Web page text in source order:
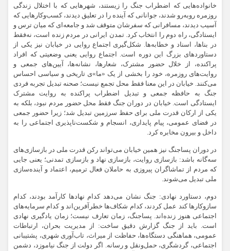
خانواده‌هایی که اضطراب جنگ را زیستند، شهرهایی که با اختلال زندگی
روزمره روبه‌رو شدند، جوانانی که آینده را در تعلیق دیدند، کسب‌وکارهایی که
آسیب دیدند، مسافرانی که سفرشان متوقف شد و جامعه‌ای که میان ترس و
ایستادگی، راه دوم را انتخاب کرد. تمدن ایرانی در مردم زنده است، نه‌فقط
در بناها، اسناد و خطابه‌ها. شکل‌گیری اجتماع روایی در خیابان نیز یکی از
دستاوردهای بزرگ این دوره است. اجتماع روایی یعنی وضعیتی که افراد
پراکنده، از خلال حضور مشترک، شعارها، نشانه‌ها، آیین‌های جمعی و
روایت‌های روزمره، خود را بخشی از یک «ما»ی تاریخی و سیاسی احساس
می‌کنند. خیابان در این معنا فقط محل تجمع نیست؛ صحنه تبدیل تجربه فردی
جنگ به حافظه جمعی و تبدیل اضطراب پراکنده به روایت مشترک
ایستادگی است. خیابان در دوران جنگ فقط محل حضور مردم نبود، بلکه به
یکی از ارکان قدرت ملی برای حفظ سرزمین تبدیل شد؛ زیرا حضور جمعی
در فضای عمومی، پیام پایداری، انسجام و شکست‌ناپذیری اجتماعی را به
داخل و بیرون مخابره کرد.
در دوران پساجنگ نیز همین خیابان می‌تواند رکن قدرت ملی در بازسازی‌های
سه‌گانه باشد: بازسازی روایت، بازسازی نهاد و بازسازی تمدنی؛ یعنی جایی
که مردم از تماشاگران پیروزی به حاملان فعال ترمیم، اعتماد و آینده‌سازی
ملی تبدیل می‌شوند.
دوم، دستاورد نهادی: جنگ نشان می‌دهد کدام نهادها کارآمد بودند، کدام
سازوکارها کند عمل کردند، کدام شکاف‌ها خطرآفرین‌اند و کدام سرمایه‌های
اجتماعی هنوز زنده‌اند. پساجنگ، زمان تعارف نیست؛ زمان یادگیری نهادی
است. باید از جنگ گزارش دقیق ساخت: از مدیریت بحران، ارتباطات
عمومی، هماهنگی دستگاه‌ها، حفاظت از میراث، تاب‌آوری شهری، پشتیبانی
اجتماعی، گردشگری، حمل‌ونقل و رسانه. اگر دولت از جنگ نیاموزد، دشمن